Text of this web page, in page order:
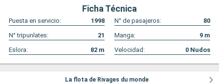
Ficha Técnica
Puesta en servicio: 1998 N° de pasajeros:
80
N° tripunlates:
21 Manga: 9 m
Eslora:
82 m Velocidad: 0 Nudos
La flota de Rivages du monde